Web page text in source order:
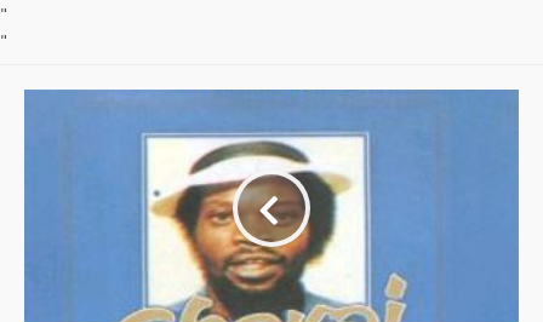
"
"